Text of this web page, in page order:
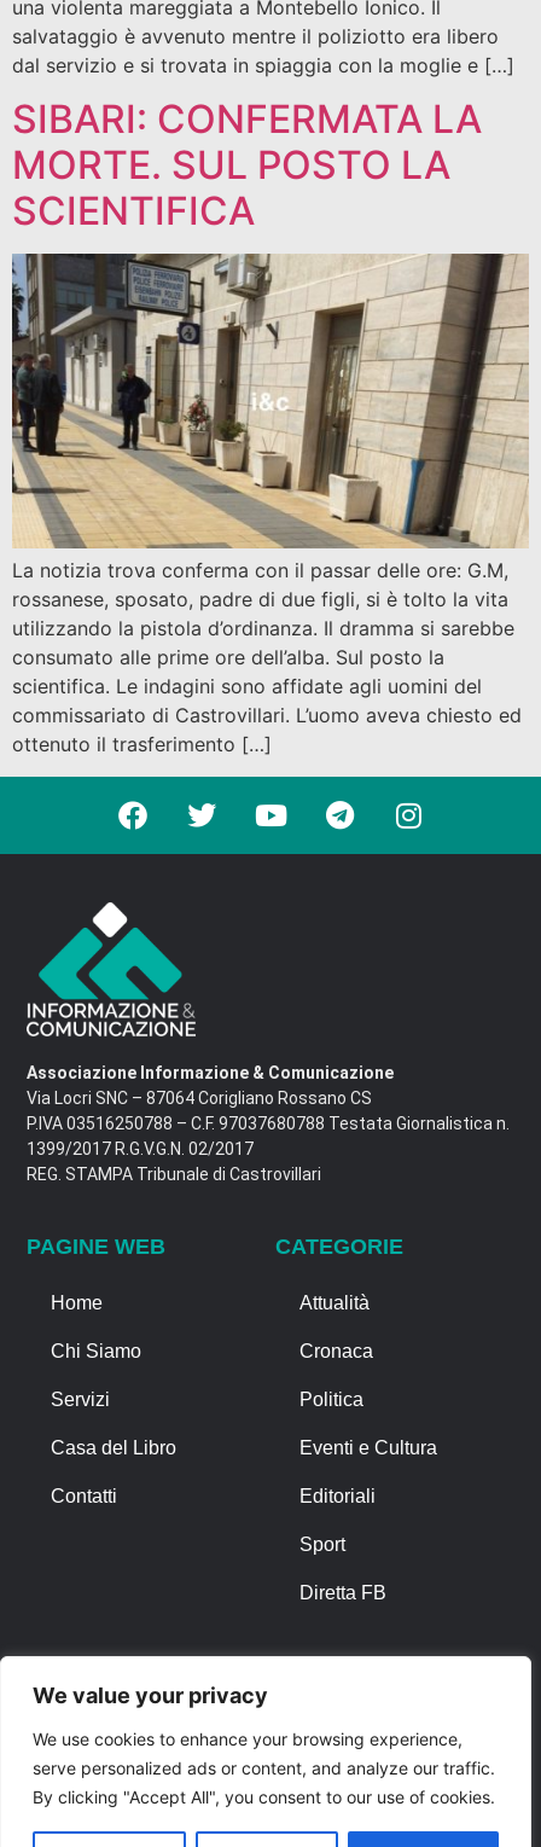
We value your privacy
We use cookies to enhance your browsing experience,
serve personalized ads or content, and analyze our traffic.
By clicking "Accept All", you consent to our use of cookies.
una violenta mareggiata a Montebello Ionico. Il
salvataggio è avvenuto mentre il poliziotto era libero
dal servizio e si trovata in spiaggia con la moglie e […]
SIBARI: CONFERMATA LA
MORTE. SUL POSTO LA
SCIENTIFICA
La notizia trova conferma con il passar delle ore: G.M,
rossanese, sposato, padre di due figli, si è tolto la vita
utilizzando la pistola d’ordinanza. Il dramma si sarebbe
consumato alle prime ore dell’alba. Sul posto la
scientifica. Le indagini sono affidate agli uomini del
commissariato di Castrovillari. L’uomo aveva chiesto ed
ottenuto il trasferimento […]
Associazione Informazione & Comunicazione
Via Locri SNC – 87064 Corigliano Rossano CS
P.IVA 03516250788 – C.F. 97037680788 Testata Giornalistica n.
1399/2017 R.G.V.G.N. 02/2017
REG. STAMPA Tribunale di Castrovillari
PAGINE WEB
Home
Chi Siamo
Servizi
Casa del Libro
Contatti
CATEGORIE
Attualità
Cronaca
Politica
Eventi e Cultura
Editoriali
Sport
Diretta FB
Privacy Policy